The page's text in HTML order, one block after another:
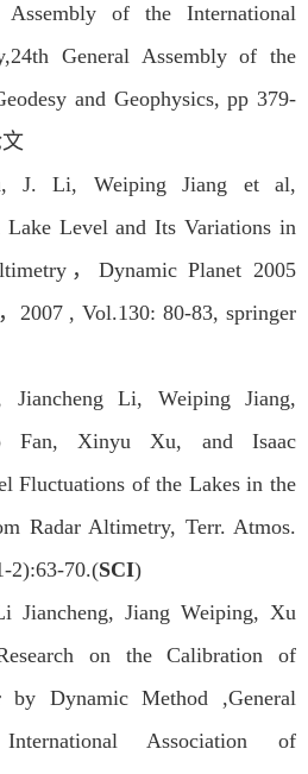
of the International
General Assembly of the
and Geophysics, pp 379-
, J. Li, Weiping Jiang et al,
Level and Its Variations in
，Dynamic Planet 2005
2007 , Vol.130: 80-83, springer
Jiancheng Li, Weiping Jiang,
Fan, Xinyu Xu, and Isaac
Fluctuations of the Lakes in the
Radar Altimetry, Terr. Atmos.
2):63-70.(SCI)
Jiancheng, Jiang Weiping, Xu
on the Calibration of
by Dynamic Method ,General
Association of